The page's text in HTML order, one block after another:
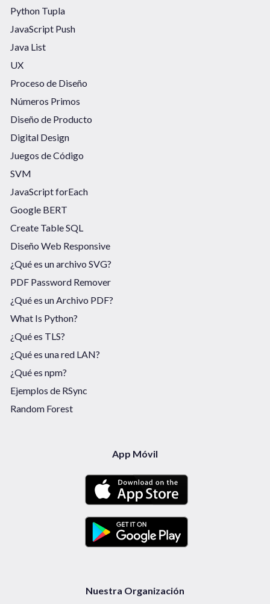
Python Tupla
JavaScript Push
Java List
UX
Proceso de Diseño
Números Primos
Diseño de Producto
Digital Design
Juegos de Código
SVM
JavaScript forEach
Google BERT
Create Table SQL
Diseño Web Responsive
¿Qué es un archivo SVG?
PDF Password Remover
¿Qué es un Archivo PDF?
What Is Python?
¿Qué es TLS?
¿Qué es una red LAN?
¿Qué es npm?
Ejemplos de RSync
Random Forest
App Móvil
Nuestra Organización